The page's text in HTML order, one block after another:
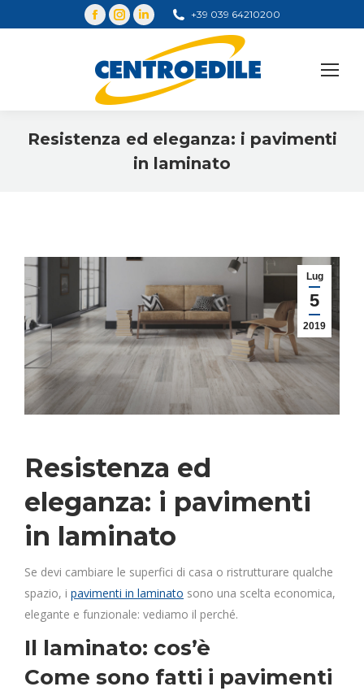
+39 039 64210200
Resistenza ed eleganza: i pavimenti
in laminato
Lug
5
2019
Resistenza ed
eleganza: i pavimenti
in laminato
Se devi cambiare le superfici di casa o ristrutturare qualche
spazio, i pavimenti in laminato sono una scelta economica,
elegante e funzionale: vediamo il perché.
Il laminato: cos’è
Come sono fatti i pavimenti